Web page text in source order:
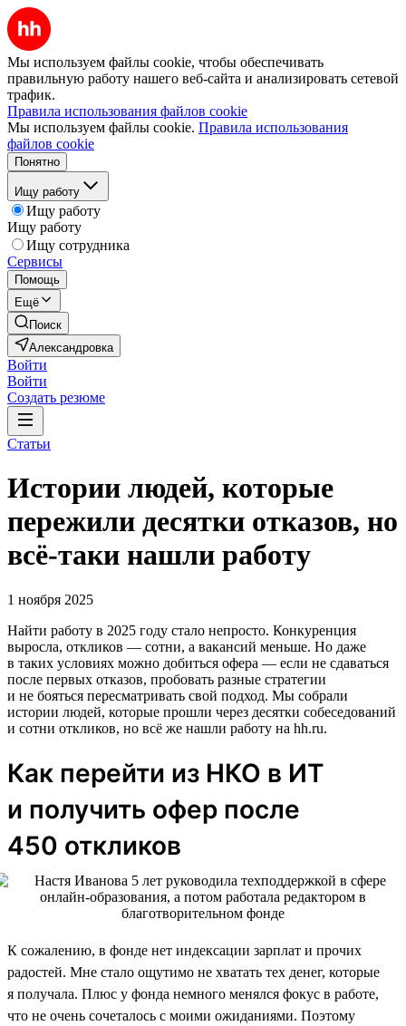
Мы используем файлы cookie, чтобы обеспечивать
правильную работу нашего веб-сайта и анализировать сетевой
трафик.
Правила использования файлов cookie
Мы используем файлы cookie. Правила использования
файлов cookie
Понятно
Ищу работу
Ищу работу
Ищу работу
Ищу сотрудника
Сервисы
Помощь
Ещё
Поиск
Александровка
Войти
Войти
Создать резюме
Статьи
Истории людей, которые
пережили десятки отказов, но
всё-таки нашли работу
1 ноября 2025
Найти работу в 2025 году стало непросто. Конкуренция
выросла, откликов — сотни, а вакансий меньше. Но даже
в таких условиях можно добиться офера — если не сдаваться
после первых отказов, пробовать разные стратегии
и не бояться пересматривать свой подход. Мы собрали
истории людей, которые прошли через десятки собеседований
и сотни откликов, но всё же нашли работу на hh.ru.
Как перейти из НКО в ИТ
и получить офер после
450 откликов
К сожалению, в фонде нет индексации зарплат и прочих
радостей. Мне стало ощутимо не хватать тех денег, которые
я получала. Плюс у фонда немного менялся фокус в работе,
что не очень сочеталось с моими ожиданиями. Поэтому